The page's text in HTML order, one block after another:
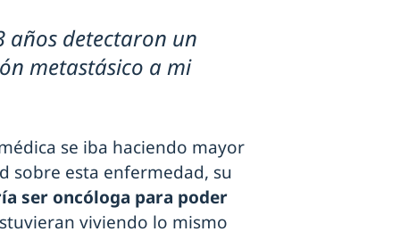
años detectaron un
metastásico a mi
se iba haciendo mayor
sobre esta enfermedad, su
ser oncóloga para poder
viviendo lo mismo